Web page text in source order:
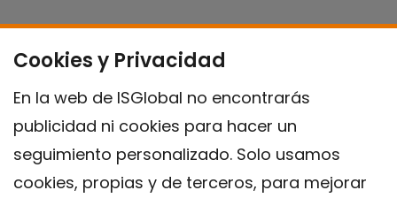
Cookies y Privacidad
En la web de ISGlobal no encontrarás
publicidad ni cookies para hacer un
seguimiento personalizado. Solo usamos
cookies, propias y de terceros, para mejorar